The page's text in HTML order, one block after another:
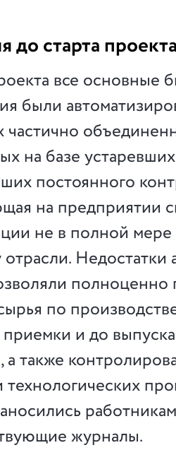
до старта
все основные
были
частично
на базе
постоянного
на предприятии
не в полной мере
Недостатки
полноценно
по
и до
а также
журналы.